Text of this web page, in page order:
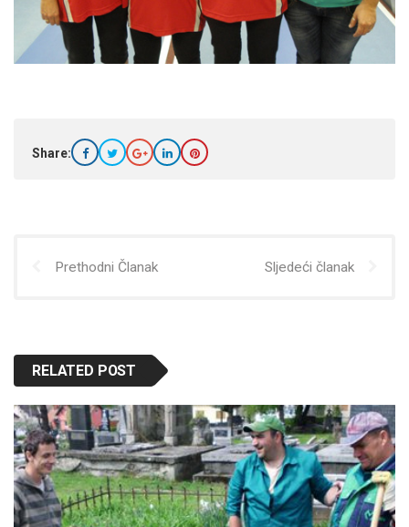
Share:
Prethodni Članak Sljedeći članak
RELATED POST